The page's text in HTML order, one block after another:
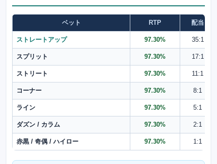
ベット RTP 配当
ストレートアップ 97.30% 35:1
スプリット 97.30% 17:1
ストリート 97.30% 11:1
コーナー 97.30% 8:1
ライン 97.30% 5:1
ダズン / カラム 97.30% 2:1
赤黒 / 奇偶 / ハイロー 97.30% 1:1